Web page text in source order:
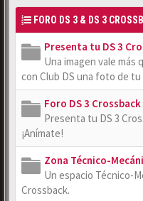
FORO DS 3 & DS 3
Presenta tu DS 3
Una imagen vale más
con Club DS una foto de tu
Foro DS 3
Presenta tu DS 3
¡Anímate!
Zona Técnico-
Un espacio Técnico-
Crossback.